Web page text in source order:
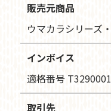
販売元商品
ウマカラシリーズ
インボイス
適格番号
取引先